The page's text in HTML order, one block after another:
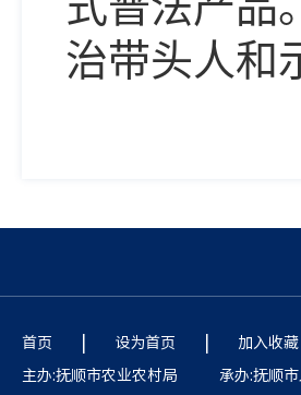
治带头人和
首页 | 设为首页 | 加入收藏
主办:抚顺市农业农村局 承办:抚顺